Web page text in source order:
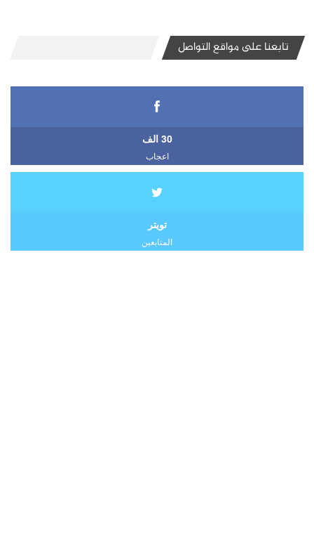
تابعنا على مواقع التواصل
30 الف
اعجاب
تويتر
المتابعين